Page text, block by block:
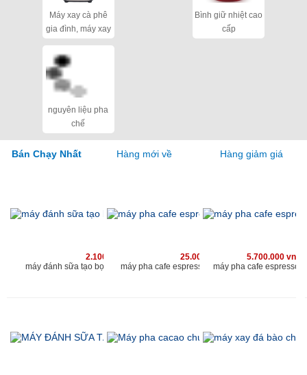
Máy xay cà phê
gia đình, máy xay
Bình giữ nhiệt cao
cấp
nguyên liệu pha
chế
Bán Chạy Nhất Hàng mới về Hàng giảm giá
2.100.000 vnđ
máy đánh sữa tạo bọt chuyên nghiệp cho quán
25.000.000 vnđ
máy pha cafe espresso chuyên nghiệp kahchan
5.700.000 vnđ
máy pha cafe espresso